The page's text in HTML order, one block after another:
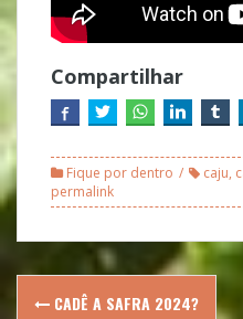
Compartilhar
Fique por dentro caju,
permalink
PostCADÊ A SAFRA 2024?